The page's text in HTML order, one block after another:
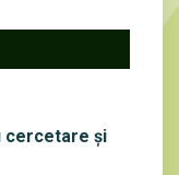
cercetare și